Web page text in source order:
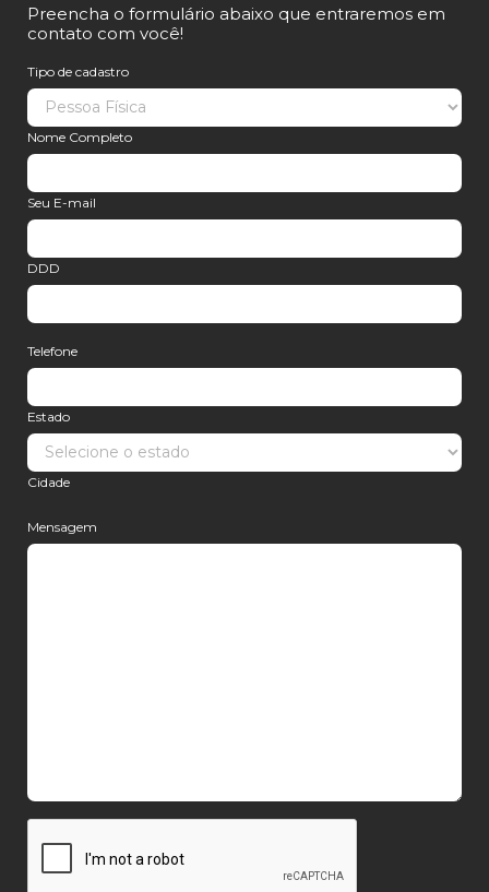
Preencha o formulário abaixo que entraremos em
contato com você!
Tipo de cadastro
Nome Completo
Seu E-mail
DDD
Telefone
Estado
Cidade
Mensagem